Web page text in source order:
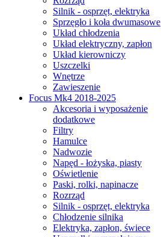
Silnik - osprzęt, elektryka
Sprzęgło i koła dwumasowe
Układ chłodzenia
Układ elektryczny, zapłon
Układ kierowniczy
Uszczelki
Wnętrze
Zawieszenie
Focus Mk4 2018-2025
Akcesoria i wyposażenie
dodatkowe
Filtry
Hamulce
Nadwozie
Napęd - łożyska, piasty
Oświetlenie
Paski, rolki, napinacze
Rozrząd
Silnik - osprzęt, elektryka
Chłodzenie silnika
Elektryka, zapłon, świece